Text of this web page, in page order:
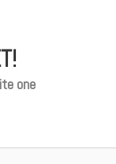
one